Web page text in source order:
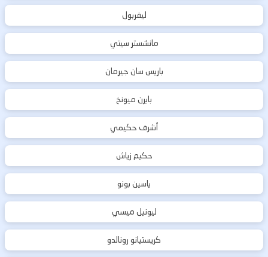
ليفربول
مانشستر سيتي
باريس سان جيرمان
بايرن ميونخ
أشرف حكيمي
حكيم زياش
ياسين بونو
ليونيل ميسي
كريستيانو رونالدو